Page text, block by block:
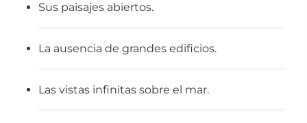
Sus paisajes abiertos.
La ausencia de grandes edificios.
Las vistas infinitas sobre el mar.